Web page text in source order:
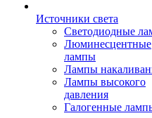
Источники света
Светодиодные
Люминесцентные
лампы
Лампы
Лампы высокого
давления
Галогенные